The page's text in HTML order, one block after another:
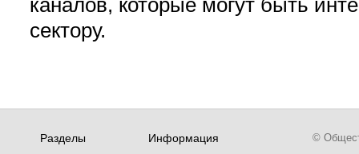
каналов, которые могут быть
сектору.
Разделы Информация ©